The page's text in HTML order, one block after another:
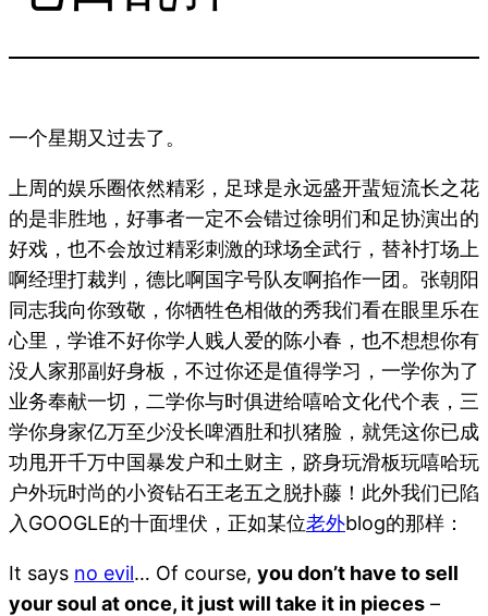
一个星期又过去了。
上周的娱乐圈依然精彩，足球是永远盛开蜚短流长之花
的是非胜地，好事者一定不会错过徐明们和足协演出的
好戏，也不会放过精彩刺激的球场全武行，替补打场上
啊经理打裁判，德比啊国字号队友啊掐作一团。张朝阳
同志我向你致敬，你牺牲色相做的秀我们看在眼里乐在
心里，学谁不好你学人贱人爱的陈小春，也不想想你有
没人家那副好身板，不过你还是值得学习，一学你为了
业务奉献一切，二学你与时俱进给嘻哈文化代个表，三
学你身家亿万至少没长啤酒肚和扒猪脸，就凭这你已成
功甩开千万中国暴发户和土财主，跻身玩滑板玩嘻哈玩
户外玩时尚的小资钻石王老五之脱扑藤！此外我们已陷
入GOOGLE的十面埋伏，正如某位老外blog的那样：
It says no evil… Of course, you don’t have to sell
your soul at once, it just will take it in pieces –